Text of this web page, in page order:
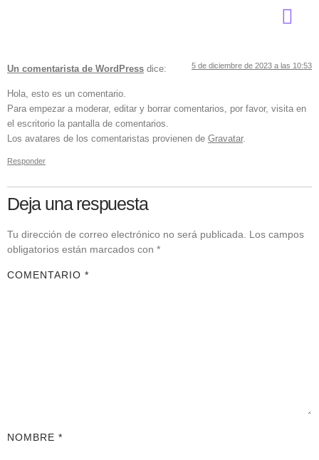
Un comentarista de WordPress dice: 5 de diciembre de 2023 a las 10:53
Hola, esto es un comentario.
Para empezar a moderar, editar y borrar comentarios, por favor, visita en
el escritorio la pantalla de comentarios.
Los avatares de los comentaristas provienen de Gravatar.
Responder
Deja una respuesta
Tu dirección de correo electrónico no será publicada.
Los campos
obligatorios están marcados con *
COMENTARIO *
NOMBRE *